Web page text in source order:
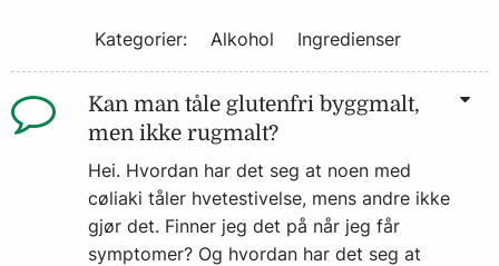
Kategorier: Alkohol Ingredienser
Kan man tåle glutenfri byggmalt,
men ikke rugmalt?
Hei. Hvordan har det seg at noen med
cøliaki tåler hvetestivelse, mens andre ikke
gjør det. Finner jeg det på når jeg får
symptomer? Og hvordan har det seg at